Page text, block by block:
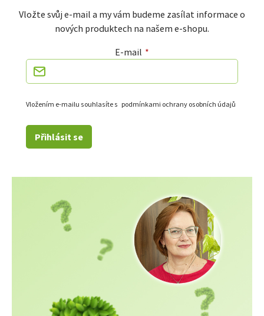
Vložte svůj e-mail a my vám budeme zasílat informace o
nových produktech na našem e-shopu.
E-mail
Vložením e-mailu souhlasíte s podmínkami ochrany osobních údajů
Přihlásit se